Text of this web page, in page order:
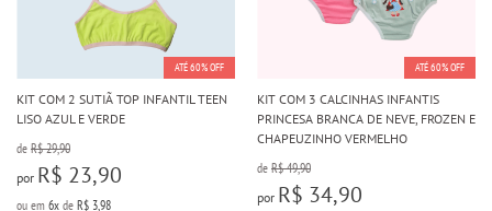
ATÉ 60% OFF
KIT COM 2 SUTIÃ TOP INFANTIL TEEN
LISO AZUL E VERDE
de R$ 29,90
por R$ 23,90
ou em 6x de R$ 3,98
ATÉ 60% OFF
KIT COM 3 CALCINHAS INFANTIS
PRINCESA BRANCA DE NEVE, FROZEN E
CHAPEUZINHO VERMELHO
de R$ 49,90
por R$ 34,90